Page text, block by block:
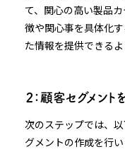
て、関心の高い製品
徴や関心事を具体化
た情報を提供できるよ
２：顧客セグメント
次のステップでは、
グメントの作成を行い